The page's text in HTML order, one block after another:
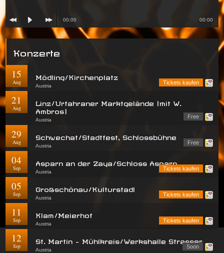
00:00 00:00
Konzerte
15
Aug
Mödling/Kirchenplatz
Austria
Tickets kaufen
21
Aug
Linz/Urfahraner Marktgelände (mit W.
Ambros)
Austria
Free
29
Aug
Schwechat/Stadtfest, Schlossbühne
Austria
Free
04
Sep
Asparn an der Zaya/Schloss Asparn
Austria
Tickets kaufen
05
Sep
Großschönau/Kulturstadl
Austria
Tickets kaufen
11
Sep
Klam/Meierhof
Austria
Tickets kaufen
12
Sep
St. Martin - Mühlkreis/Werkshalle Strasser
Austria
Soon